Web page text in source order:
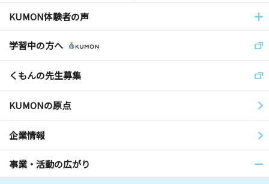
KUMON体験者の声
学習中の方へ
くもんの先生募集
KUMONの原点
企業情報
事業・活動の広がり